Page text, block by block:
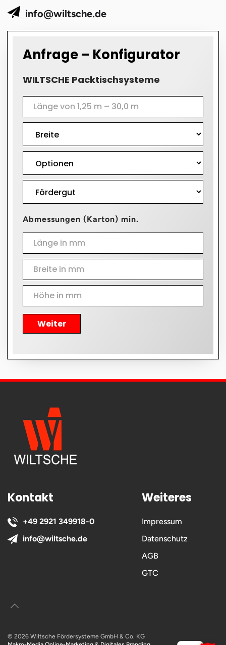
info@wiltsche.de
Anfrage – Konfigurator
WILTSCHE Packtischsysteme
Formular
WILTSCHE
Packtischsysteme
Abmessungen (Karton) min.
Weiter
Kontakt
+49 2921 349918-0
info@wiltsche.de
Weiteres
Impressum
Datenschutz
AGB
GTC
© 2026 Wiltsche Fördersysteme GmbH & Co. KG